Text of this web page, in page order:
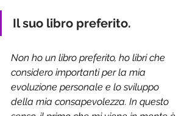
Il suo libro preferito.
Non ho un libro preferito, ho libri che
considero importanti per la mia
evoluzione personale e lo sviluppo
della mia consapevolezza. In questo